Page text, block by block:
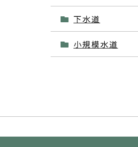
下水道
小規模水道